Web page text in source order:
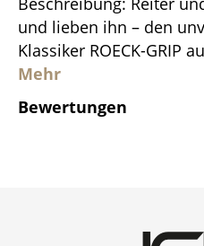
und lieben ihn – den
Klassiker ROECK-GRIP
Mehr
Bewertungen